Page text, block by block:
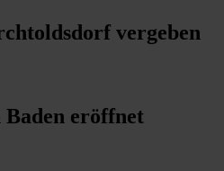
vergeben
eröffnet